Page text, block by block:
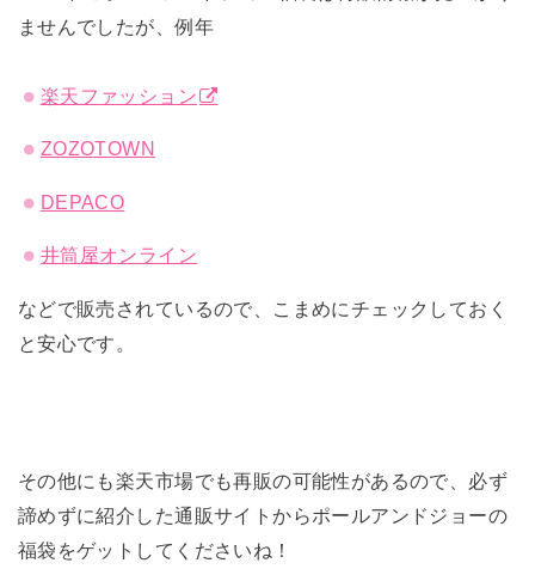
ませんでしたが、例年
楽天ファッション
ZOZOTOWN
DEPACO
井筒屋オンライン
などで販売されているので、こまめにチェックしておく
と安心です。
その他にも楽天市場でも再販の可能性があるので、必ず
諦めずに紹介した通販サイトからポールアンドジョーの
福袋をゲットしてくださいね！